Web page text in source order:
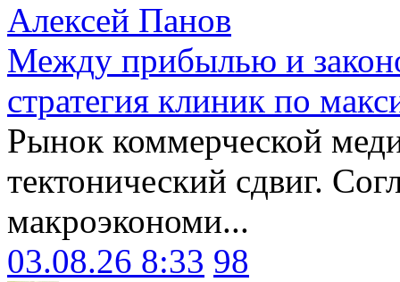
Алексей Панов
Между прибылью и
стратегия клиник по
Рынок коммерческой
тектонический сдвиг.
макроэкономи...
03.08.26 8:33 98